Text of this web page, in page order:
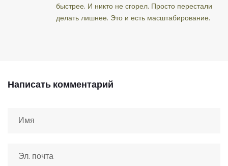
быстрее. И никто не сгорел. Просто перестали
делать лишнее. Это и есть масштабирование.
Написать комментарий